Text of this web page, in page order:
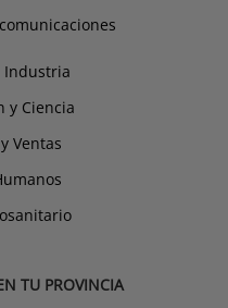
Industria
y Ciencia
Ventas
TU PROVINCIA